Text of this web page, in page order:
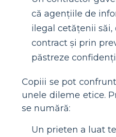
că agențiile de
ilegal cetățenii
contract și prin
păstreze
Copiii se pot
unele dileme etice.
se numără:
Un prieten a luat